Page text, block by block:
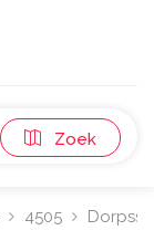
Zoek
4505